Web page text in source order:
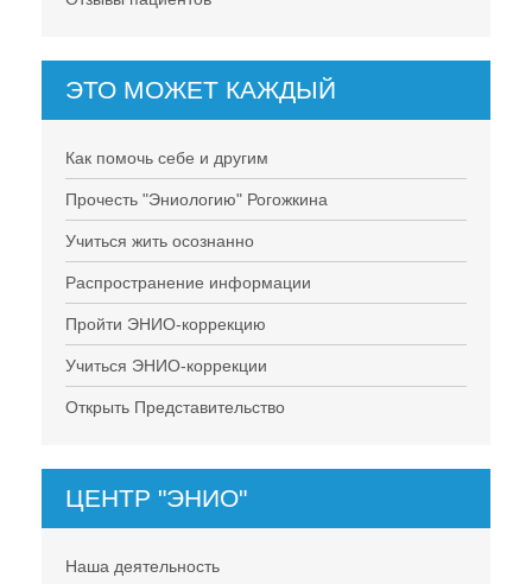
ЭТО МОЖЕТ КАЖДЫЙ
Как помочь себе и другим
Прочесть "Эниологию" Рогожкина
Учиться жить осознанно
Распространение информации
Пройти ЭНИО-коррекцию
Учиться ЭНИО-коррекции
Открыть Представительство
ЦЕНТР "ЭНИО"
Наша деятельность